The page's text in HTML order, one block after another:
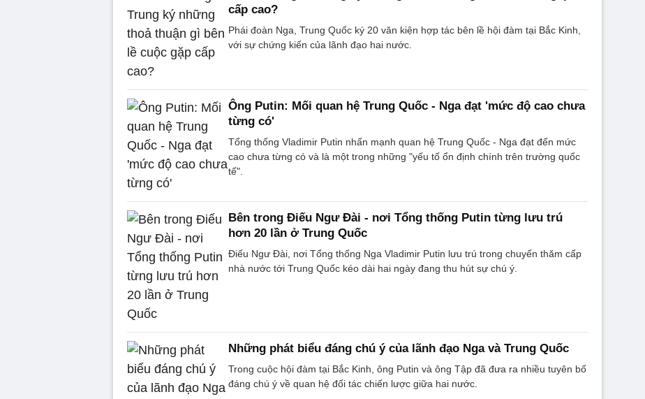
cấp cao?
Phái đoàn Nga, Trung Quốc ký 20 văn kiện hợp tác bên lề hội đàm tại Bắc Kinh,
với sự chứng kiến của lãnh đạo hai nước.
Ông Putin: Mối quan hệ Trung Quốc - Nga đạt 'mức độ cao chưa
từng có'
Tổng thống Vladimir Putin nhấn mạnh quan hệ Trung Quốc - Nga đạt đến mức
cao chưa từng có và là một trong những "yếu tố ổn định chính trên trường quốc
tế".
Bên trong Điếu Ngư Đài - nơi Tổng thống Putin từng lưu trú
hơn 20 lần ở Trung Quốc
Điếu Ngư Đài, nơi Tổng thống Nga Vladimir Putin lưu trú trong chuyến thăm cấp
nhà nước tới Trung Quốc kéo dài hai ngày đang thu hút sự chú ý.
Những phát biểu đáng chú ý của lãnh đạo Nga và Trung Quốc
Trong cuộc hội đàm tại Bắc Kinh, ông Putin và ông Tập đã đưa ra nhiều tuyên bố
đáng chú ý về quan hệ đối tác chiến lược giữa hai nước.